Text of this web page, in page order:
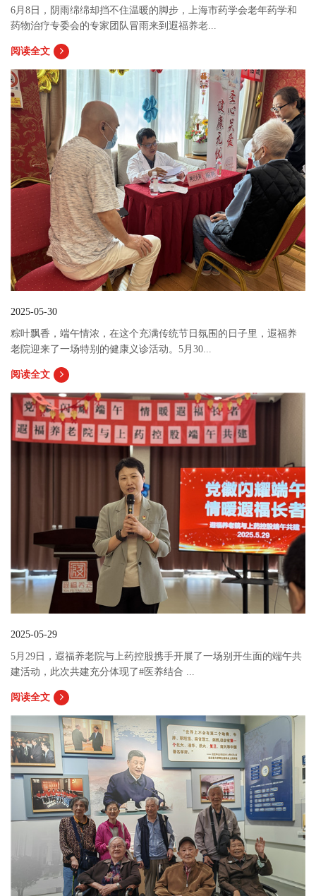
6月8日，阴雨绵绵却挡不住温暖的脚步，上海市药学会老年药学和
药物治疗专委会的专家团队冒雨来到遐福养老...
阅读全文
2025-05-30
粽叶飘香，端午情浓，在这个充满传统节日氛围的日子里，遐福养
老院迎来了一场特别的健康义诊活动。5月30...
阅读全文
2025-05-29
5月29日，遐福养老院与上药控股携手开展了一场别开生面的端午共
建活动，此次共建充分体现了#医养结合 ...
阅读全文